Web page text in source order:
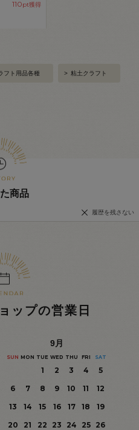
110pt獲得
フト用品各種 > 粘土クラフト
商品
履歴を残さない
ップの営業日
9月
SUN MON TUE WED THU FRI SAT
1 2 3 4
5
6
7 8 9 10 11
12
13
14 15 16 17 18
19
20
21 22 23 24 25
26